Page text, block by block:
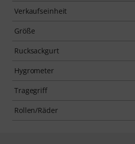
Verkaufseinheit
Größe
Rucksackgurt
Hygrometer
Tragegriff
Rollen/Räder